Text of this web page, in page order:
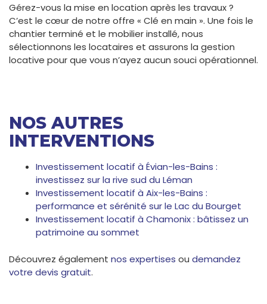
Gérez-vous la mise en location après les travaux ?
C’est le cœur de notre offre « Clé en main ». Une fois le
chantier terminé et le mobilier installé, nous
sélectionnons les locataires et assurons la gestion
locative pour que vous n’ayez aucun souci opérationnel.
NOS AUTRES
INTERVENTIONS
Investissement locatif à Évian-les-Bains :
investissez sur la rive sud du Léman
Investissement locatif à Aix-les-Bains :
performance et sérénité sur le Lac du Bourget
Investissement locatif à Chamonix : bâtissez un
patrimoine au sommet
Découvrez également nos expertises ou demandez
votre devis gratuit.